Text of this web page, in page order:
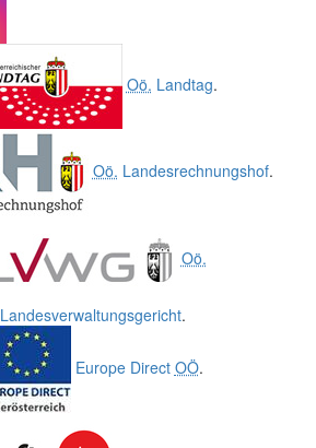
Oö. Landtag.
Oö. Landesrechnungshof.
Oö.
Landesverwaltungsgericht.
Europe Direct OÖ.